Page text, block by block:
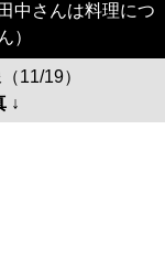
中さんは料理につ
）
11/19）
↓